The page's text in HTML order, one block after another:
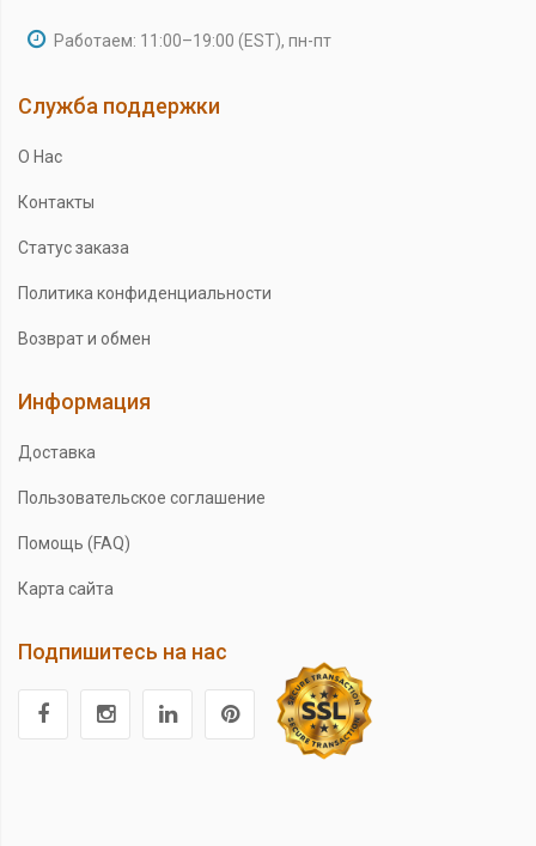
Работаем: 11:00–19:00 (EST), пн-пт
Служба поддержки
О Нас
Контакты
Статус заказа
Политика конфиденциальности
Возврат и обмен
Информация
Доставка
Пользовательское соглашение
Помощь (FAQ)
Карта сайта
Подпишитесь на нас